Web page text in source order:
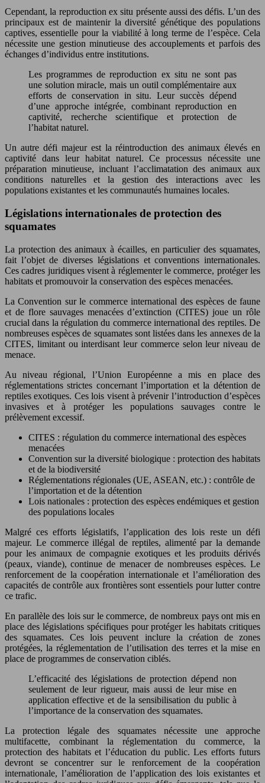
Cependant, la reproduction ex situ présente aussi des défis. L’un des
principaux est de maintenir la diversité génétique des populations
captives, essentielle pour la viabilité à long terme de l’espèce. Cela
nécessite une gestion minutieuse des accouplements et parfois des
échanges d’individus entre institutions.
Les programmes de reproduction ex situ ne sont pas
une solution miracle, mais un outil complémentaire aux
efforts de conservation in situ. Leur succès dépend
d’une approche intégrée, combinant reproduction en
captivité, recherche scientifique et protection de
l’habitat naturel.
Un autre défi majeur est la réintroduction des animaux élevés en
captivité dans leur habitat naturel. Ce processus nécessite une
préparation minutieuse, incluant l’acclimatation des animaux aux
conditions naturelles et la gestion des interactions avec les
populations existantes et les communautés humaines locales.
Législations internationales de protection des
squamates
La protection des animaux à écailles, en particulier des squamates,
fait l’objet de diverses législations et conventions internationales.
Ces cadres juridiques visent à réglementer le commerce, protéger les
habitats et promouvoir la conservation des espèces menacées.
La Convention sur le commerce international des espèces de faune
et de flore sauvages menacées d’extinction (CITES) joue un rôle
crucial dans la régulation du commerce international des reptiles. De
nombreuses espèces de squamates sont listées dans les annexes de la
CITES, limitant ou interdisant leur commerce selon leur niveau de
menace.
Au niveau régional, l’Union Européenne a mis en place des
réglementations strictes concernant l’importation et la détention de
reptiles exotiques. Ces lois visent à prévenir l’introduction d’espèces
invasives et à protéger les populations sauvages contre le
prélèvement excessif.
CITES : régulation du commerce international des espèces
menacées
Convention sur la diversité biologique : protection des habitats
et de la biodiversité
Réglementations régionales (UE, ASEAN, etc.) : contrôle de
l’importation et de la détention
Lois nationales : protection des espèces endémiques et gestion
des populations locales
Malgré ces efforts législatifs, l’application des lois reste un défi
majeur. Le commerce illégal de reptiles, alimenté par la demande
pour les animaux de compagnie exotiques et les produits dérivés
(peaux, viande), continue de menacer de nombreuses espèces. Le
renforcement de la coopération internationale et l’amélioration des
capacités de contrôle aux frontières sont essentiels pour lutter contre
ce trafic.
En parallèle des lois sur le commerce, de nombreux pays ont mis en
place des législations spécifiques pour protéger les habitats critiques
des squamates. Ces lois peuvent inclure la création de zones
protégées, la réglementation de l’utilisation des terres et la mise en
place de programmes de conservation ciblés.
L’efficacité des législations de protection dépend non
seulement de leur rigueur, mais aussi de leur mise en
application effective et de la sensibilisation du public à
l’importance de la conservation des squamates.
La protection légale des squamates nécessite une approche
multifacette, combinant la réglementation du commerce, la
protection des habitats et l’éducation du public. Les efforts futurs
devront se concentrer sur le renforcement de la coopération
internationale, l’amélioration de l’application des lois existantes et